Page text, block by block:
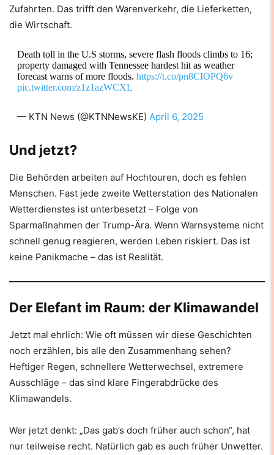
Zufahrten. Das trifft den Warenverkehr, die Lieferketten,
die Wirtschaft.
Death toll in the U.S storms, severe flash floods climbs to 16;
property damaged with Tennessee hardest hit as weather
forecast warns of more floods. https://t.co/pn8CIOPQ6v
pic.twitter.com/z1z1azWCXL
— KTN News (@KTNNewsKE) April 6, 2025
Und jetzt?
Die Behörden arbeiten auf Hochtouren, doch es fehlen
Menschen. Fast jede zweite Wetterstation des Nationalen
Wetterdienstes ist unterbesetzt – Folge von
Sparmaßnahmen der Trump-Ära. Wenn Warnsysteme nicht
schnell genug reagieren, werden Leben riskiert. Das ist
keine Panikmache – das ist Realität.
Der Elefant im Raum: der Klimawandel
Jetzt mal ehrlich: Wie oft müssen wir diese Geschichten
noch erzählen, bis alle den Zusammenhang sehen?
Heftiger Regen, schnellere Wetterwechsel, extremere
Ausschläge – das sind klare Fingerabdrücke des
Klimawandels.
Wer jetzt denkt: „Das gab’s doch früher auch schon“, hat
nur teilweise recht. Natürlich gab es auch früher Unwetter.